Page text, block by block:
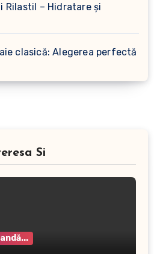
Rilastil – Hidratare și
clasică: Alegerea perfectă
Si